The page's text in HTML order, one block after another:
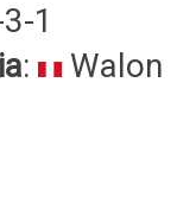
1
: Walon